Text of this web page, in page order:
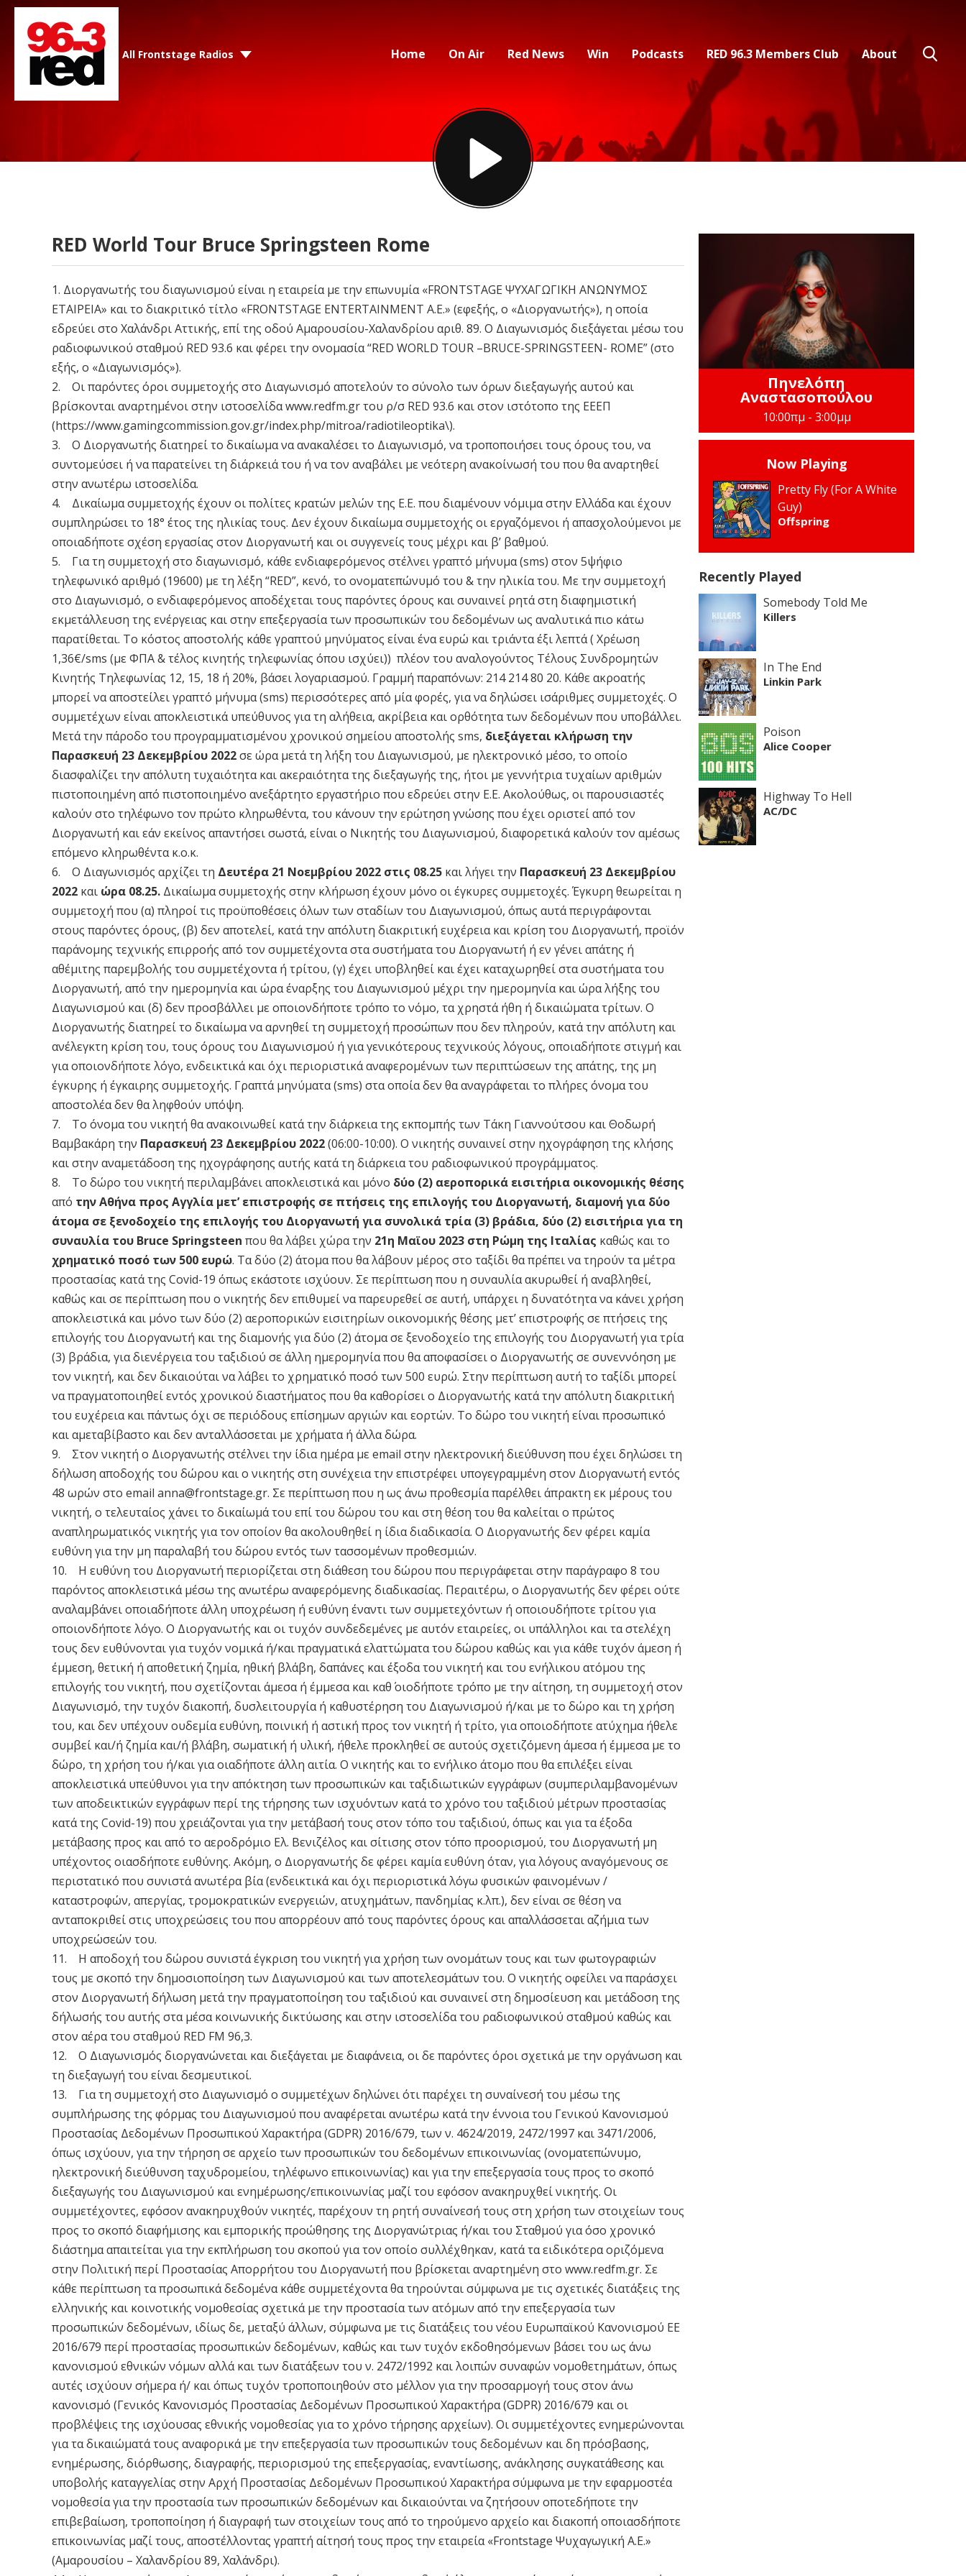
All Frontstage Radios Home On Air Red News Win Podcasts RED 96.3 Members Club About
RED World Tour Bruce Springsteen Rome
1. Διοργανωτής του διαγωνισμού είναι η εταιρεία με την επωνυμία «FRONTSTAGE ΨΥΧΑΓΩΓΙΚΗ ΑΝΩΝΥΜΟΣ
ΕΤΑΙΡΕΙΑ» και το διακριτικό τίτλο «FRONTSTAGE ENTERTAINMENT A.E.» (εφεξής, ο «Διοργανωτής»), η οποία
εδρεύει στο Χαλάνδρι Αττικής, επί της οδού Αμαρουσίου-Χαλανδρίου αριθ. 89. Ο Διαγωνισμός διεξάγεται μέσω του
ραδιοφωνικού σταθμού RED 93.6 και φέρει την ονομασία “RED WORLD TOUR –BRUCE-SPRINGSTEEN- ROME” (στο
εξής, ο «Διαγωνισμός»).
2. Οι παρόντες όροι συμμετοχής στο Διαγωνισμό αποτελούν το σύνολο των όρων διεξαγωγής αυτού και
βρίσκονται αναρτημένοι στην ιστοσελίδα www.redfm.gr του ρ/σ RED 93.6 και στον ιστότοπο της ΕΕΕΠ
(https://www.gamingcommission.gov.gr/index.php/mitroa/radiotileoptika\).
3. Ο Διοργανωτής διατηρεί το δικαίωμα να ανακαλέσει το Διαγωνισμό, να τροποποιήσει τους όρους του, να
συντομεύσει ή να παρατείνει τη διάρκειά του ή να τον αναβάλει με νεότερη ανακοίνωσή του που θα αναρτηθεί
στην ανωτέρω ιστοσελίδα.
4. Δικαίωμα συμμετοχής έχουν οι πολίτες κρατών μελών της Ε.Ε. που διαμένουν νόμιμα στην Ελλάδα και έχουν
συμπληρώσει το 18° έτος της ηλικίας τους. Δεν έχουν δικαίωμα συμμετοχής οι εργαζόμενοι ή απασχολούμενοι με
οποιαδήποτε σχέση εργασίας στον Διοργανωτή και οι συγγενείς τους μέχρι και β’ βαθμού.
5. Για τη συμμετοχή στο διαγωνισμό, κάθε ενδιαφερόμενος στέλνει γραπτό μήνυμα (sms) στον 5ψήφιο
τηλεφωνικό αριθμό (19600) με τη λέξη “RED”, κενό, το ονοματεπώνυμό του & την ηλικία του. Με την συμμετοχή
στο Διαγωνισμό, ο ενδιαφερόμενος αποδέχεται τους παρόντες όρους και συναινεί ρητά στη διαφημιστική
εκμετάλλευση της ενέργειας και στην επεξεργασία των προσωπικών του δεδομένων ως αναλυτικά πιο κάτω
παρατίθεται. Το κόστος αποστολής κάθε γραπτού μηνύματος είναι ένα ευρώ και τριάντα έξι λεπτά ( Χρέωση
1,36€/sms (με ΦΠΑ & τέλος κινητής τηλεφωνίας όπου ισχύει)) πλέον του αναλογούντος Τέλους Συνδρομητών
Κινητής Τηλεφωνίας 12, 15, 18 ή 20%, βάσει λογαριασμού. Γραμμή παραπόνων: 214 214 80 20. Κάθε ακροατής
μπορεί να αποστείλει γραπτό μήνυμα (sms) περισσότερες από μία φορές, για να δηλώσει ισάριθμες συμμετοχές. Ο
συμμετέχων είναι αποκλειστικά υπεύθυνος για τη αλήθεια, ακρίβεια και ορθότητα των δεδομένων που υποβάλλει.
Μετά την πάροδο του προγραμματισμένου χρονικού σημείου αποστολής sms, διεξάγεται κλήρωση την
Παρασκευή 23 Δεκεμβρίου 2022σε ώρα μετά τη λήξη του Διαγωνισμού, με ηλεκτρονικό μέσο, το οποίο
διασφαλίζει την απόλυτη τυχαιότητα και ακεραιότητα της διεξαγωγής της, ήτοι με γεννήτρια τυχαίων αριθμών
πιστοποιημένη από πιστοποιημένο ανεξάρτητο εργαστήριο που εδρεύει στην Ε.Ε. Ακολούθως, οι παρουσιαστές
καλούν στο τηλέφωνο τον πρώτο κληρωθέντα, του κάνουν την ερώτηση γνώσης που έχει οριστεί από τον
Διοργανωτή και εάν εκείνος απαντήσει σωστά, είναι ο Νικητής του Διαγωνισμού, διαφορετικά καλούν τον αμέσως
επόμενο κληρωθέντα κ.ο.κ.
6. Ο Διαγωνισμός αρχίζει τη Δευτέρα 21 Νοεμβρίου 2022 στις 08.25 και λήγει την Παρασκευή 23 Δεκεμβρίου
2022 και ώρα 08.25. Δικαίωμα συμμετοχής στην κλήρωση έχουν μόνο οι έγκυρες συμμετοχές. Έγκυρη θεωρείται η
συμμετοχή που (α) πληροί τις προϋποθέσεις όλων των σταδίων του Διαγωνισμού, όπως αυτά περιγράφονται
στους παρόντες όρους, (β) δεν αποτελεί, κατά την απόλυτη διακριτική ευχέρεια και κρίση του Διοργανωτή, προϊόν
παράνομης τεχνικής επιρροής από τον συμμετέχοντα στα συστήματα του Διοργανωτή ή εν γένει απάτης ή
αθέμιτης παρεμβολής του συμμετέχοντα ή τρίτου, (γ) έχει υποβληθεί και έχει καταχωρηθεί στα συστήματα του
Διοργανωτή, από την ημερομηνία και ώρα έναρξης του Διαγωνισμού μέχρι την ημερομηνία και ώρα λήξης του
Διαγωνισμού και (δ) δεν προσβάλλει με οποιονδήποτε τρόπο το νόμο, τα χρηστά ήθη ή δικαιώματα τρίτων. Ο
Διοργανωτής διατηρεί το δικαίωμα να αρνηθεί τη συμμετοχή προσώπων που δεν πληρούν, κατά την απόλυτη και
ανέλεγκτη κρίση του, τους όρους του Διαγωνισμού ή για γενικότερους τεχνικούς λόγους, οποιαδήποτε στιγμή και
για οποιονδήποτε λόγο, ενδεικτικά και όχι περιοριστικά αναφερομένων των περιπτώσεων της απάτης, της μη
έγκυρης ή έγκαιρης συμμετοχής. Γραπτά μηνύματα (sms) στα οποία δεν θα αναγράφεται το πλήρες όνομα του
αποστολέα δεν θα ληφθούν υπόψη.
7. Το όνομα του νικητή θα ανακοινωθεί κατά την διάρκεια της εκπομπής των Τάκη Γιαννούτσου και Θοδωρή
Βαμβακάρη την Παρασκευή 23 Δεκεμβρίου 2022(06:00-10:00). Ο νικητής συναινεί στην ηχογράφηση της κλήσης
και στην αναμετάδοση της ηχογράφησης αυτής κατά τη διάρκεια του ραδιοφωνικού προγράμματος.
8. Το δώρο του νικητή περιλαμβάνει αποκλειστικά και μόνο δύο (2) αεροπορικά εισιτήρια οικονομικής θέσης
από την Αθήνα προς Αγγλία μετ’ επιστροφής σε πτήσεις της επιλογής του Διοργανωτή, διαμονή για δύο
άτομα σε ξενοδοχείο της επιλογής του Διοργανωτή για συνολικά τρία (3) βράδια, δύο (2) εισιτήρια για τη
συναυλία του Bruce Springsteen που θα λάβει χώρα την 21η Μαϊου 2023 στη Ρώμη της Ιταλίας καθώς και το
χρηματικό ποσό των 500 ευρώ. Τα δύο (2) άτομα που θα λάβουν μέρος στο ταξίδι θα πρέπει να τηρούν τα μέτρα
προστασίας κατά της Covid-19 όπως εκάστοτε ισχύουν. Σε περίπτωση που η συναυλία ακυρωθεί ή αναβληθεί,
καθώς και σε περίπτωση που ο νικητής δεν επιθυμεί να παρευρεθεί σε αυτή, υπάρχει η δυνατότητα να κάνει χρήση
αποκλειστικά και μόνο των δύο (2) αεροπορικών εισιτηρίων οικονομικής θέσης μετ’ επιστροφής σε πτήσεις της
επιλογής του Διοργανωτή και της διαμονής για δύο (2) άτομα σε ξενοδοχείο της επιλογής του Διοργανωτή για τρία
(3) βράδια, για διενέργεια του ταξιδιού σε άλλη ημερομηνία που θα αποφασίσει ο Διοργανωτής σε συνεννόηση με
τον νικητή, και δεν δικαιούται να λάβει το χρηματικό ποσό των 500 ευρώ. Στην περίπτωση αυτή το ταξίδι μπορεί
να πραγματοποιηθεί εντός χρονικού διαστήματος που θα καθορίσει ο Διοργανωτής κατά την απόλυτη διακριτική
του ευχέρεια και πάντως όχι σε περιόδους επίσημων αργιών και εορτών. Το δώρο του νικητή είναι προσωπικό
και αμεταβίβαστο και δεν ανταλλάσσεται με χρήματα ή άλλα δώρα.
9. Στον νικητή ο Διοργανωτής στέλνει την ίδια ημέρα με email στην ηλεκτρονική διεύθυνση που έχει δηλώσει τη
δήλωση αποδοχής του δώρου και o νικητής στη συνέχεια την επιστρέφει υπογεγραμμένη στον Διοργανωτή εντός
48 ωρών στο email anna@frontstage.gr. Σε περίπτωση που η ως άνω προθεσμία παρέλθει άπρακτη εκ μέρους του
νικητή, ο τελευταίος χάνει το δικαίωμά του επί του δώρου του και στη θέση του θα καλείται ο πρώτος
αναπληρωματικός νικητής για τον οποίον θα ακολουθηθεί η ίδια διαδικασία. Ο Διοργανωτής δεν φέρει καμία
ευθύνη για την μη παραλαβή του δώρου εντός των τασσομένων προθεσμιών.
10. Η ευθύνη του Διοργανωτή περιορίζεται στη διάθεση του δώρου που περιγράφεται στην παράγραφο 8 του
παρόντος αποκλειστικά μέσω της ανωτέρω αναφερόμενης διαδικασίας. Περαιτέρω, ο Διοργανωτής δεν φέρει ούτε
αναλαμβάνει οποιαδήποτε άλλη υποχρέωση ή ευθύνη έναντι των συμμετεχόντων ή οποιουδήποτε τρίτου για
οποιονδήποτε λόγο. Ο Διοργανωτής και οι τυχόν συνδεδεμένες με αυτόν εταιρείες, οι υπάλληλοι και τα στελέχη
τους δεν ευθύνονται για τυχόν νομικά ή/και πραγματικά ελαττώματα του δώρου καθώς και για κάθε τυχόν άμεση ή
έμμεση, θετική ή αποθετική ζημία, ηθική βλάβη, δαπάνες και έξοδα του νικητή και του ενήλικου ατόμου της
επιλογής του νικητή, που σχετίζονται άμεσα ή έμμεσα και καθ΄ οιοδήποτε τρόπο με την αίτηση, τη συμμετοχή στον
Διαγωνισμό, την τυχόν διακοπή, δυσλειτουργία ή καθυστέρηση του Διαγωνισμού ή/και με το δώρο και τη χρήση
του, και δεν υπέχουν ουδεμία ευθύνη, ποινική ή αστική προς τον νικητή ή τρίτο, για οποιοδήποτε ατύχημα ήθελε
συμβεί και/ή ζημία και/ή βλάβη, σωματική ή υλική, ήθελε προκληθεί σε αυτούς σχετιζόμενη άμεσα ή έμμεσα με το
δώρο, τη χρήση του ή/και για οιαδήποτε άλλη αιτία. Ο νικητής και το ενήλικο άτομο που θα επιλέξει είναι
αποκλειστικά υπεύθυνοι για την απόκτηση των προσωπικών και ταξιδιωτικών εγγράφων (συμπεριλαμβανομένων
των αποδεικτικών εγγράφων περί της τήρησης των ισχυόντων κατά το χρόνο του ταξιδιού μέτρων προστασίας
κατά της Covid-19) που χρειάζονται για την μετάβασή τους στον τόπο του ταξιδιού, όπως και για τα έξοδα
μετάβασης προς και από το αεροδρόμιο Ελ. Βενιζέλος και σίτισης στον τόπο προορισμού, του Διοργανωτή μη
υπέχοντος οιασδήποτε ευθύνης. Ακόμη, ο Διοργανωτής δε φέρει καμία ευθύνη όταν, για λόγους αναγόμενους σε
περιστατικό που συνιστά ανωτέρα βία (ενδεικτικά και όχι περιοριστικά λόγω φυσικών φαινομένων /
καταστροφών, απεργίας, τρομοκρατικών ενεργειών, ατυχημάτων, πανδημίας κ.λπ.), δεν είναι σε θέση να
ανταποκριθεί στις υποχρεώσεις του που απορρέουν από τους παρόντες όρους και απαλλάσσεται αζήμια των
υποχρεώσεών του.
11. H αποδοχή του δώρου συνιστά έγκριση του νικητή για χρήση των ονομάτων τους και των φωτογραφιών
τους με σκοπό την δημοσιοποίηση των Διαγωνισμού και των αποτελεσμάτων του. Ο νικητής οφείλει να παράσχει
στον Διοργανωτή δήλωση μετά την πραγματοποίηση του ταξιδιού και συναινεί στη δημοσίευση και μετάδοση της
δήλωσής του αυτής στα μέσα κοινωνικής δικτύωσης και στην ιστοσελίδα του ραδιοφωνικού σταθμού καθώς και
στον αέρα του σταθμού RED FM 96,3.
12. Ο Διαγωνισμός διοργανώνεται και διεξάγεται με διαφάνεια, οι δε παρόντες όροι σχετικά με την οργάνωση και
τη διεξαγωγή του είναι δεσμευτικοί.
13. Για τη συμμετοχή στο Διαγωνισμό ο συμμετέχων δηλώνει ότι παρέχει τη συναίνεσή του μέσω της
συμπλήρωσης της φόρμας του Διαγωνισμού που αναφέρεται ανωτέρω κατά την έννοια του Γενικού Κανονισμού
Προστασίας Δεδομένων Προσωπικού Χαρακτήρα (GDPR) 2016/679, των ν. 4624/2019, 2472/1997 και 3471/2006,
όπως ισχύουν, για την τήρηση σε αρχείο των προσωπικών του δεδομένων επικοινωνίας (ονοματεπώνυμο,
ηλεκτρονική διεύθυνση ταχυδρομείου, τηλέφωνο επικοινωνίας) και για την επεξεργασία τους προς το σκοπό
διεξαγωγής του Διαγωνισμού και ενημέρωσης/επικοινωνίας μαζί του εφόσον ανακηρυχθεί νικητής. Οι
συμμετέχοντες, εφόσον ανακηρυχθούν νικητές, παρέχουν τη ρητή συναίνεσή τους στη χρήση των στοιχείων τους
προς το σκοπό διαφήμισης και εμπορικής προώθησης της Διοργανώτριας ή/και του Σταθμού για όσο χρονικό
διάστημα απαιτείται για την εκπλήρωση του σκοπού για τον οποίο συλλέχθηκαν, κατά τα ειδικότερα οριζόμενα
στην Πολιτική περί Προστασίας Απορρήτου του Διοργανωτή που βρίσκεται αναρτημένη στο www.redfm.gr. Σε
κάθε περίπτωση τα προσωπικά δεδομένα κάθε συμμετέχοντα θα τηρούνται σύμφωνα με τις σχετικές διατάξεις της
ελληνικής και κοινοτικής νομοθεσίας σχετικά με την προστασία των ατόμων από την επεξεργασία των
προσωπικών δεδομένων, ιδίως δε, μεταξύ άλλων, σύμφωνα με τις διατάξεις του νέου Ευρωπαϊκού Κανονισμού ΕΕ
2016/679 περί προστασίας προσωπικών δεδομένων, καθώς και των τυχόν εκδοθησόμενων βάσει του ως άνω
κανονισμού εθνικών νόμων αλλά και των διατάξεων του ν. 2472/1992 και λοιπών συναφών νομοθετημάτων, όπως
αυτές ισχύουν σήμερα ή/ και όπως τυχόν τροποποιηθούν στο μέλλον για την προσαρμογή τους στον άνω
κανονισμό (Γενικός Κανονισμός Προστασίας Δεδομένων Προσωπικού Χαρακτήρα (GDPR) 2016/679 και οι
προβλέψεις της ισχύουσας εθνικής νομοθεσίας για το χρόνο τήρησης αρχείων). Οι συμμετέχοντες ενημερώνονται
για τα δικαιώματά τους αναφορικά με την επεξεργασία των προσωπικών τους δεδομένων και δη πρόσβασης,
ενημέρωσης, διόρθωσης, διαγραφής, περιορισμού της επεξεργασίας, εναντίωσης, ανάκλησης συγκατάθεσης και
υποβολής καταγγελίας στην Αρχή Προστασίας Δεδομένων Προσωπικού Χαρακτήρα σύμφωνα με την εφαρμοστέα
νομοθεσία για την προστασία των προσωπικών δεδομένων και δικαιούνται να ζητήσουν οποτεδήποτε την
επιβεβαίωση, τροποποίηση ή διαγραφή των στοιχείων τους από το τηρούμενο αρχείο και διακοπή οποιασδήποτε
επικοινωνίας μαζί τους, αποστέλλοντας γραπτή αίτησή τους προς την εταιρεία «Frontstage Ψυχαγωγική Α.Ε.»
(Αμαρουσίου – Χαλανδρίου 89, Χαλάνδρι).
Πηνελόπη
Αναστασοπούλου
10:00πμ - 3:00μμ
Now Playing
Pretty Fly (For A White
Guy)
Offspring
Recently Played
Somebody Told Me
Killers
In The End
Linkin Park
Poison
Alice Cooper
Highway To Hell
AC/DC